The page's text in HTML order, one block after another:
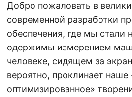
Добро пожаловать в
современной разработки
обеспечения, где мы стали
одержимы измерением
человеке, сидящем за
вероятно, проклинает наше
оптимизированное»